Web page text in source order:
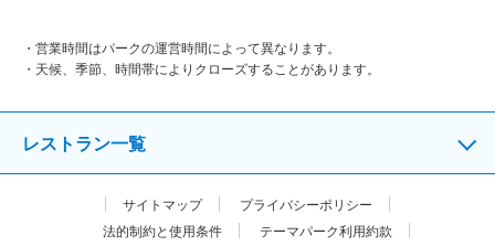
営業時間はパークの運営時間によって異なります。
天候、季節、時間帯によりクローズすることがあります。
レストラン一覧
サイトマップ
プライバシーポリシー
法的制約と使用条件
テーマパーク利用約款